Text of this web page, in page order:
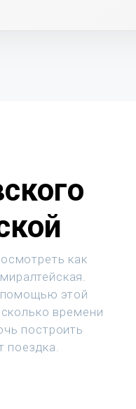
как
помощью этой
времени
построить